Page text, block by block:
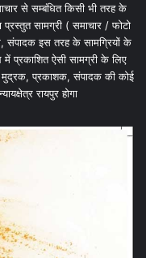
से सम्बंधित किसी भी तरह के
प्रस्तुत सामग्री ( समाचार / फोटो
संपादक इस तरह के सामग्रियों के
में प्रकाशित ऐसी सामग्री के लिए
मुद्रक, प्रकाशक, संपादक की कोई
रायपुर होगा